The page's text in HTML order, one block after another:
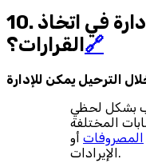
10. كيف يساعد الترحيل الإدارة في اتخاذ
القرارات؟ 🔗
المصروفات أو
الإيرادات.